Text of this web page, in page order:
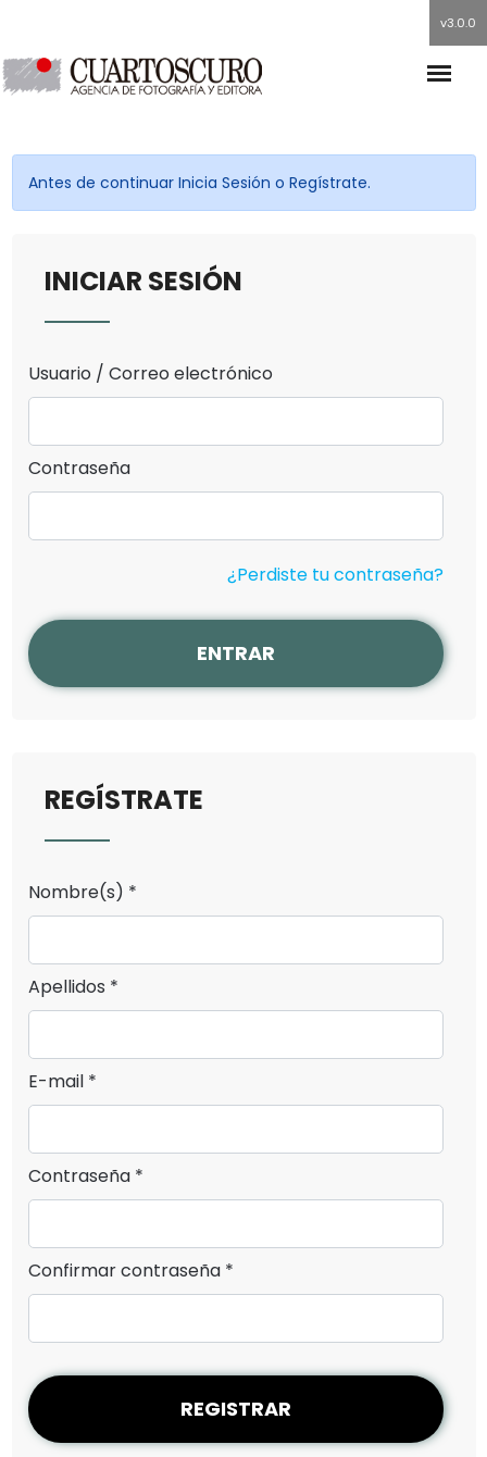
v3.0.0
Antes de continuar Inicia Sesión o Regístrate.
INICIAR SESIÓN
Usuario / Correo electrónico
Contraseña
¿Perdiste tu contraseña?
ENTRAR
REGÍSTRATE
Nombre(s) *
Apellidos *
E-mail *
Contraseña *
Confirmar contraseña *
REGISTRAR